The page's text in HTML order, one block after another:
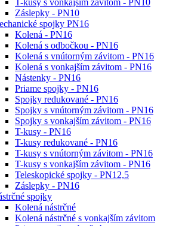
Záslepky - PN10
spojky PN16
Kolená - PN16
Kolená s odbočkou - PN16
Kolená s vnútorným závitom - PN16
Kolená s vonkajším závitom - PN16
Nástenky - PN16
Priame spojky - PN16
Spojky redukované - PN16
Spojky s vnútorným závitom - PN16
Spojky s vonkajším závitom - PN16
T-kusy - PN16
T-kusy redukované - PN16
T-kusy s vnútorným závitom - PN16
T-kusy s vonkajším závitom - PN16
Teleskopické spojky - PN12,5
Záslepky - PN16
spojky
Kolená nástrčné
Kolená nástrčné s vonkajším závitom